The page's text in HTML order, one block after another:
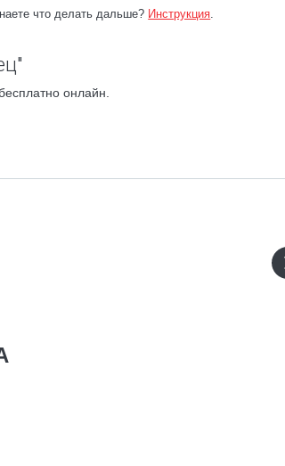
что делать дальше? Инструкция.
онлайн.